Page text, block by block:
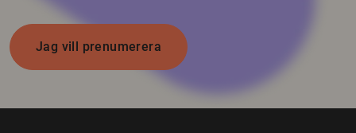
Jag vill prenumerera